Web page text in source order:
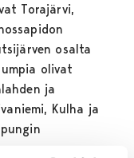
Torajärvi,
osalta
olivat
ja
Kulha ja